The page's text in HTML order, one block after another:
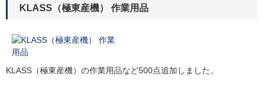
KLASS（極東産機） 作業用品
KLASS（極東産機）の作業用品など500点追加しました。